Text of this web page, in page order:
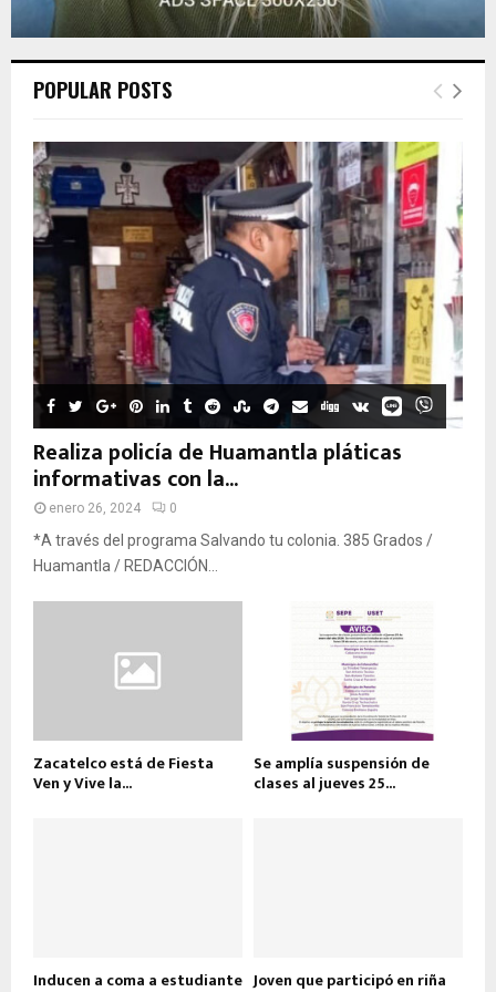
POPULAR POSTS
Realiza policía de Huamantla pláticas
informativas con la...
enero 26, 2024 0
*A través del programa Salvando tu colonia. 385 Grados /
Huamantla / REDACCIÓN...
Zacatelco está de Fiesta
Ven y Vive la...
Se amplía suspensión de
clases al jueves 25...
Inducen a coma a estudiante Joven que participó en riña